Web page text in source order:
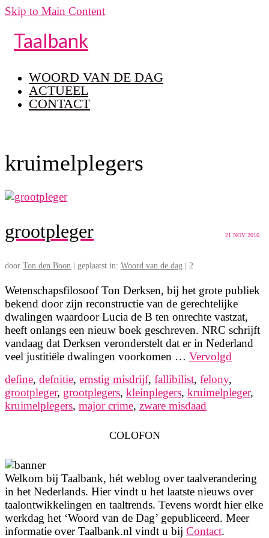
Skip to Main Content
Taalbank
WOORD VAN DE DAG
ACTUEEL
CONTACT
kruimelplegers
21 NOV 2016
grootpleger
door Ton den Boon geplaatst in: Woord van de dag 2
Wetenschapsfilosoof Ton Derksen, bij het grote publiek
bekend door zijn reconstructie van de gerechtelijke
dwalingen waardoor Lucia de B ten onrechte vastzat,
heeft onlangs een nieuw boek geschreven. NRC schrijft
vandaag dat Derksen veronderstelt dat er in Nederland
veel justitiële dwalingen voorkomen … Vervolgd
define, defnitie, ernstig misdrijf, fallibilist, felony,
grootpleger, grootplegers, kleinplegers, kruimelpleger,
kruimelplegers, major crime, zware misdaad
COLOFON
Welkom bij Taalbank, hét weblog over taalverandering
in het Nederlands. Hier vindt u het laatste nieuws over
taalontwikkelingen en taaltrends. Tevens wordt hier elke
werkdag het ‘Woord van de Dag’ gepubliceerd. Meer
informatie over Taalbank.nl vindt u bij Contact.